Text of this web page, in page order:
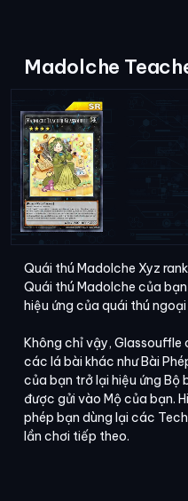
Madolche
Quái thú Madolche Xyz
Quái thú Madolche của
hiệu ứng của quái thú
Không chỉ vậy,
các lá bài khác như Bài
của bạn trở lại hiệu ứng Bộ
được gửi vào Mộ của bạn.
phép bạn dùng lại các
lần chơi tiếp theo.